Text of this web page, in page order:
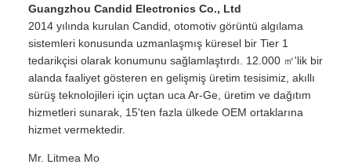
Guangzhou Candid Electronics Co., Ltd
2014 yılında kurulan Candid, otomotiv görüntü algılama
sistemleri konusunda uzmanlaşmış küresel bir Tier 1
tedarikçisi olarak konumunu sağlamlaştırdı. 12.000 ㎡'lik bir
alanda faaliyet gösteren en gelişmiş üretim tesisimiz, akıllı
sürüş teknolojileri için uçtan uca Ar-Ge, üretim ve dağıtım
hizmetleri sunarak, 15'ten fazla ülkede OEM ortaklarına
hizmet vermektedir.
Mr. Litmea Mo